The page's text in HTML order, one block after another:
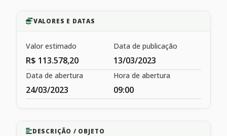
VALORES E DATAS
Valor estimado
R$ 113.578,20
Data de publicação
13/03/2023
Data de abertura
24/03/2023
Hora de abertura
09:00
DESCRIÇÃO / OBJETO